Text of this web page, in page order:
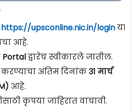
https://upsconline.nic.in/loginया
आहे.
Portalद्वारेच स्वीकारले जातील.
अंतिम दिनांक31 मार्च
आहे.
कृपया जाहिरात वाचावी.